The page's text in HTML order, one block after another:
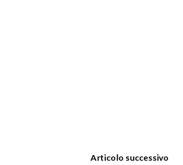
Articolo successivo